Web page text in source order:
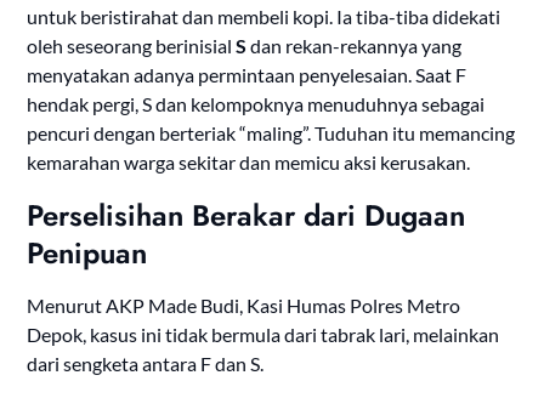
untuk beristirahat dan membeli kopi. Ia tiba-tiba didekati
oleh seseorang berinisialS dan rekan-rekannya yang
menyatakan adanya permintaan penyelesaian. Saat F
hendak pergi, S dan kelompoknya menuduhnya sebagai
pencuri dengan berteriak “maling”. Tuduhan itu memancing
kemarahan warga sekitar dan memicu aksi kerusakan.
Perselisihan Berakar dari Dugaan
Penipuan
Menurut AKP Made Budi, Kasi Humas Polres Metro
Depok, kasus ini tidak bermula dari tabrak lari, melainkan
dari sengketa antara F dan S.